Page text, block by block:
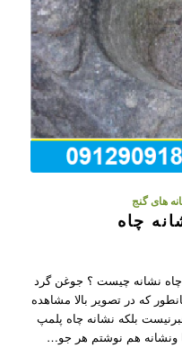
های گنج
چاه
نشانه چیست ؟ جوغن گرد
که در تصویر بالا مشاهده
بلکه نشانه چاه پلمپ
ونشانه هم نوشتم هر جو…